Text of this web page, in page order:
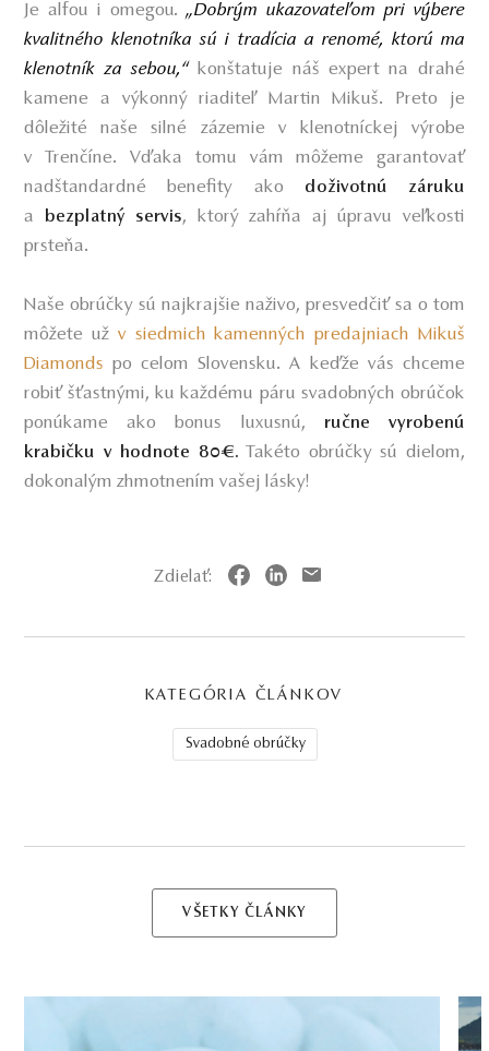
Je alfou i omegou.„Dobrým ukazovateľom pri výbere
kvalitného klenotníka sú i tradícia a renomé, ktorú ma
klenotník za sebou,“ konštatuje náš expert na drahé
kamene a výkonný riaditeľ Martin Mikuš. Preto je
dôležité naše silné zázemie v klenotníckej výrobe
v Trenčíne. Vďaka tomu vám môžeme garantovať
nadštandardné benefity ako
doživotnú záruku
a bezplatný servis, ktorý zahŕňa aj úpravu veľkosti
prsteňa.
Naše obrúčky sú najkrajšie naživo, presvedčiť sa o tom
môžete už v siedmich kamenných predajniach Mikuš
Diamonds po celom Slovensku. A keďže vás chceme
robiť šťastnými, ku každému páru svadobných obrúčok
ponúkame ako bonus luxusnú,
ručne vyrobenú
krabičku v hodnote 80€. Takéto obrúčky sú dielom,
dokonalým zhmotnením vašej lásky!
Zdielať:
KATEGÓRIA ČLÁNKOV
Svadobné obrúčky
VŠETKY ČLÁNKY